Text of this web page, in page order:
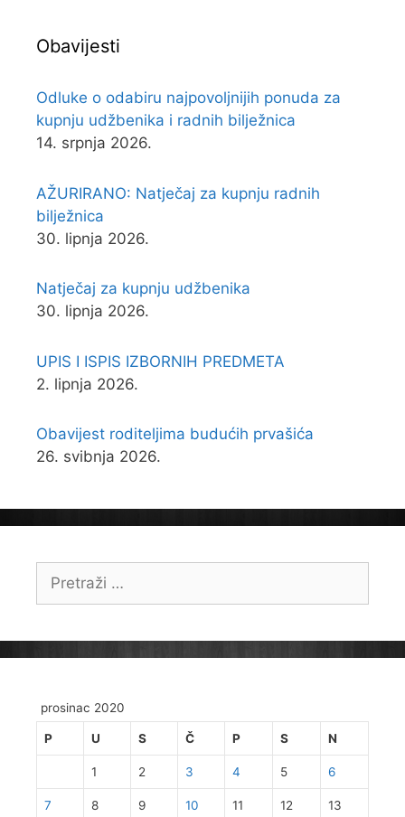
Obavijesti
Odluke o odabiru najpovoljnijih ponuda za
kupnju udžbenika i radnih bilježnica
14. srpnja 2026.
AŽURIRANO: Natječaj za kupnju radnih
bilježnica
30. lipnja 2026.
Natječaj za kupnju udžbenika
30. lipnja 2026.
UPIS I ISPIS IZBORNIH PREDMETA
2. lipnja 2026.
Obavijest roditeljima budućih prvašića
26. svibnja 2026.
Pretraži:
prosinac 2020
P U S Č P S N
1 2 3 4 5 6
7 8 9 10 11 12 13